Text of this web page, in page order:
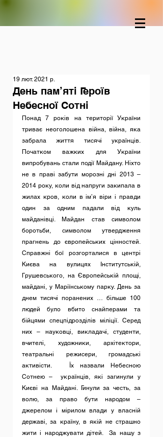
День пам’яті Героїв
Небесної Сотні
19 лют. 2021 р.
Понад 7 років на території України
триває неоголошена війна, війна, яка
забрала життя тисячі українців.
Початком важких для України
випробувань стали події Майдану. Ніхто
не в праві забути морозні дні 2013 –
2014 року, коли від напруги закипала в
жилах кров, коли в ім’я віри і правди
один за одним падали від куль
майданівці. Майдан став символом
боротьби, символом утвердження
прагнень до європейських цінностей.
Справжні бої розгорталися в центрі
Києва на вулицях Інститутській,
Грушевського, на Європейській площі,
майдані, у Маріїнському парку. День за
днем тисячі поранених … більше 100
людей було вбито снайперами та
бійцями спецпідрозділів міліції. Серед
них – науковці, викладачі, студенти,
вчителі, художники, архітектори,
театральні режисери, громадські
активісти.   Їх назвали Небесною
Сотнею –  українців, які загинули у
Києві на Майдані. Гинули за честь, за
волю, за право бути народом –
джерелом і мірилом влади у власній
державі, за країну, в якій не страшно
жити і народжувати дітей.  За нашу з